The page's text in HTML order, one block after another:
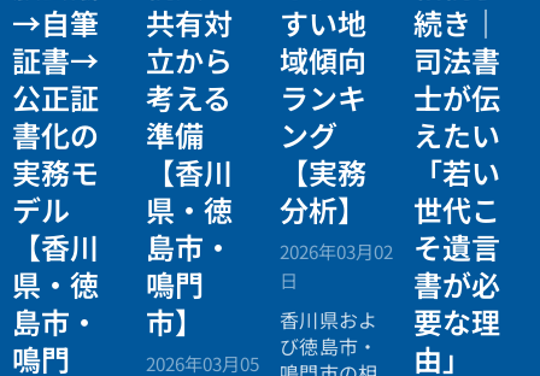
→自筆
証書→
公正証
書化の
実務モ
デル
【香川
県・徳
島市・
鳴門
共有対
立から
考える
準備
【香川
県・徳
島市・
鳴門
市】
2026年03月05
すい地
域傾向
ランキ
ング
【実務
分析】
2026年03月02
日
香川県およ
び徳島市・
続き｜
司法書
士が伝
えたい
「若い
世代こ
そ遺言
書が必
要な理
由」